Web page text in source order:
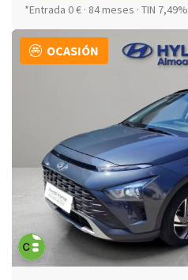
*Entrada 0 € · 84 meses · TIN 7,49%
OCASIÓN